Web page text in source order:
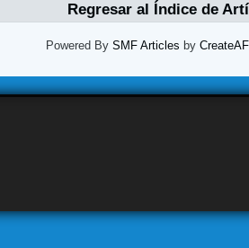
Regresar al Índice de
Powered By SMF Articles by